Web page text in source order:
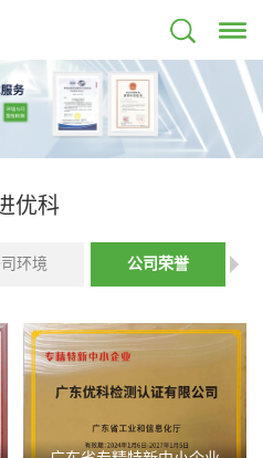
优科
环境 公司荣誉